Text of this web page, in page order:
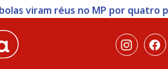
por quatro peixes em Carinhanha